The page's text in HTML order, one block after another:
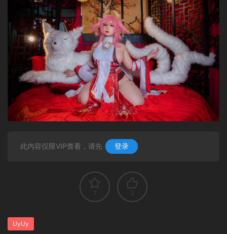
此内容仅限VIP查看，请先 登录
7 2
UyUy